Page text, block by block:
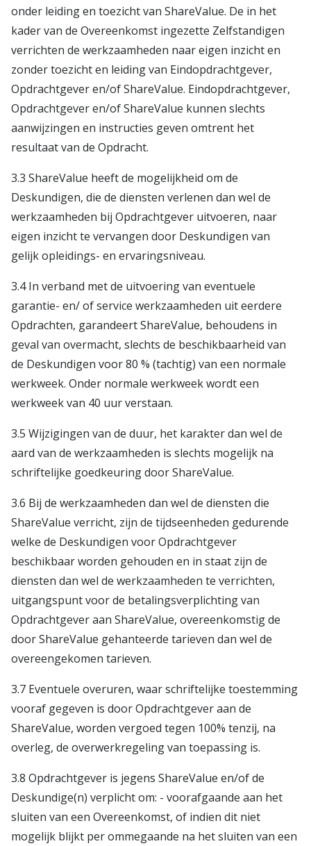
onder leiding en toezicht van ShareValue. De in het
kader van de Overeenkomst ingezette Zelfstandigen
verrichten de werkzaamheden naar eigen inzicht en
zonder toezicht en leiding van Eindopdrachtgever,
Opdrachtgever en/of ShareValue. Eindopdrachtgever,
Opdrachtgever en/of ShareValue kunnen slechts
aanwijzingen en instructies geven omtrent het
resultaat van de Opdracht.
3.3 ShareValue heeft de mogelijkheid om de
Deskundigen, die de diensten verlenen dan wel de
werkzaamheden bij Opdrachtgever uitvoeren, naar
eigen inzicht te vervangen door Deskundigen van
gelijk opleidings- en ervaringsniveau.
3.4 In verband met de uitvoering van eventuele
garantie- en/ of service werkzaamheden uit eerdere
Opdrachten, garandeert ShareValue, behoudens in
geval van overmacht, slechts de beschikbaarheid van
de Deskundigen voor 80 % (tachtig) van een normale
werkweek. Onder normale werkweek wordt een
werkweek van 40 uur verstaan.
3.5 Wijzigingen van de duur, het karakter dan wel de
aard van de werkzaamheden is slechts mogelijk na
schriftelijke goedkeuring door ShareValue.
3.6 Bij de werkzaamheden dan wel de diensten die
ShareValue verricht, zijn de tijdseenheden gedurende
welke de Deskundigen voor Opdrachtgever
beschikbaar worden gehouden en in staat zijn de
diensten dan wel de werkzaamheden te verrichten,
uitgangspunt voor de betalingsverplichting van
Opdrachtgever aan ShareValue, overeenkomstig de
door ShareValue gehanteerde tarieven dan wel de
overeengekomen tarieven.
3.7 Eventuele overuren, waar schriftelijke toestemming
vooraf gegeven is door Opdrachtgever aan de
ShareValue, worden vergoed tegen 100% tenzij, na
overleg, de overwerkregeling van toepassing is.
3.8 Opdrachtgever is jegens ShareValue en/of de
Deskundige(n) verplicht om: - voorafgaande aan het
sluiten van een Overeenkomst, of indien dit niet
mogelijk blijkt per ommegaande na het sluiten van een